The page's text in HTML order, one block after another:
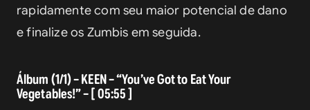
rapidamente com seu maior potencial de dano
e finalize os Zumbis em seguida.
Álbum (1/1) – KEEN – “You’ve Got to Eat Your
Vegetables!” – [ 05:55 ]